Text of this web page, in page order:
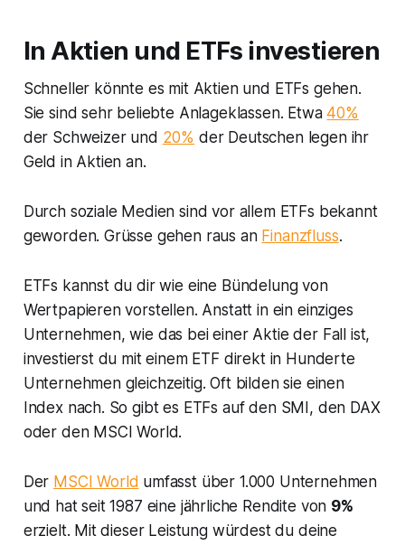
In Aktien und ETFs investieren
Schneller könnte es mit Aktien und ETFs gehen.
Sie sind sehr beliebte Anlageklassen. Etwa40%
der Schweizer und 20% der Deutschen legen ihr
Geld in Aktien an.
Durch soziale Medien sind vor allem ETFs bekannt
geworden. Grüsse gehen raus an Finanzfluss.
ETFs kannst du dir wie eine Bündelung von
Wertpapieren vorstellen. Anstatt in ein einziges
Unternehmen, wie das bei einer Aktie der Fall ist,
investierst du mit einem ETF direkt in Hunderte
Unternehmen gleichzeitig. Oft bilden sie einen
Index nach. So gibt es ETFs auf den SMI, den DAX
oder den MSCI World.
Der MSCI World umfasst über 1.000 Unternehmen
und hat seit 1987 eine jährliche Rendite von 9%
erzielt. Mit dieser Leistung würdest du deine